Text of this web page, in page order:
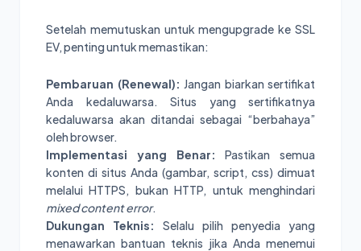
Setelah memutuskan untuk mengupgrade ke SSL
EV, penting untuk memastikan:
Pembaruan (Renewal): Jangan biarkan sertifikat
Anda kedaluwarsa. Situs yang sertifikatnya
kedaluwarsa akan ditandai sebagai “berbahaya”
oleh browser.
Implementasi yang Benar: Pastikan semua
konten di situs Anda (gambar, script, css) dimuat
melalui HTTPS, bukan HTTP, untuk menghindari
mixed content error.
Dukungan Teknis:
Selalu pilih penyedia yang
menawarkan bantuan teknis jika Anda menemui